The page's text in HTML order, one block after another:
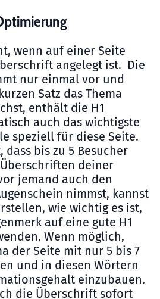
wenn auf einer Seite
angelegt ist. Die
nur einmal vor und
Satz das Thema
enthält die H1
auch das wichtigste
speziell für diese Seite.
bis zu 5 Besucher
deiner
jemand auch den
nimmst, kannst
wie wichtig es ist,
auf eine gute H1
Wenn möglich,
der Seite mit nur 5 bis 7
und in diesen Wörtern
einzubauen.
die Überschrift sofort